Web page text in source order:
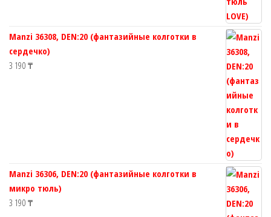
Manzi 36308, DEN:20 (фантазийные колготки в
сердечко)
3 190 ₸
Manzi 36306, DEN:20 (фантазийные колготки в
микро тюль)
3 190 ₸